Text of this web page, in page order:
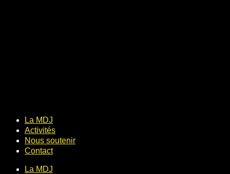
La MDJ
Activités
Nous soutenir
Contact
La MDJ